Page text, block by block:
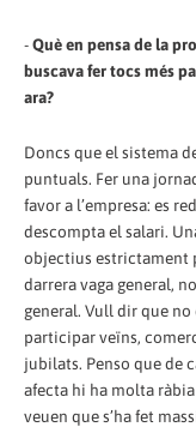
-Què en pensa de la
buscava fer tocs més
ara?
Doncs que el sistema
puntuals. Fer una
favor a l’empresa: es
descompta el salari.
objectius estrictament
darrera vaga general,
general. Vull dir que
participar veïns,
jubilats. Penso que de
afecta hi ha molta
veuen que s’ha fet